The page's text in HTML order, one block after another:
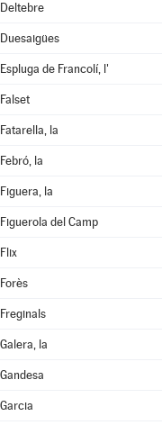
Deltebre
Duesaigües
Espluga de Francolí, l'
Falset
Fatarella, la
Febró, la
Figuera, la
Figuerola del Camp
Flix
Forès
Freginals
Galera, la
Gandesa
Garcia